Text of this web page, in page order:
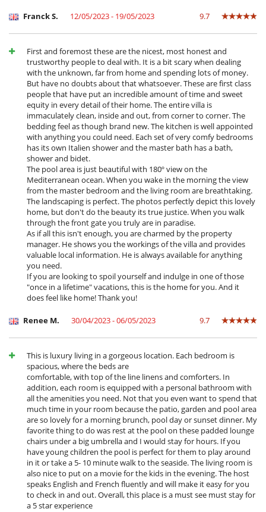
Franck S. 12/05/2023 - 19/05/2023 9.7
First and foremost these are the nicest, most honest and
trustworthy people to deal with. It is a bit scary when dealing
with the unknown, far from home and spending lots of money.
But have no doubts about that whatsoever. These are first class
people that have put an incredible amount of time and sweet
equity in every detail of their home. The entire villa is
immaculately clean, inside and out, from corner to corner. The
bedding feel as though brand new. The kitchen is well appointed
with anything you could need. Each set of very comfy bedrooms
has its own Italien shower and the master bath has a bath,
shower and bidet.
The pool area is just beautiful with 180º view on the
Mediterranean ocean. When you wake in the morning the view
from the master bedroom and the living room are breathtaking.
The landscaping is perfect. The photos perfectly depict this lovely
home, but don't do the beauty its true justice. When you walk
through the front gate you truly are in paradise.
As if all this isn't enough, you are charmed by the property
manager. He shows you the workings of the villa and provides
valuable local information. He is always available for anything
you need.
If you are looking to spoil yourself and indulge in one of those
"once in a lifetime" vacations, this is the home for you. And it
does feel like home! Thank you!
Renee M. 30/04/2023 - 06/05/2023 9.7
This is luxury living in a gorgeous location. Each bedroom is
spacious, where the beds are
comfortable, with top of the line linens and comforters. In
addition, each room is equipped with a personal bathroom with
all the amenities you need. Not that you even want to spend that
much time in your room because the patio, garden and pool area
are so lovely for a morning brunch, pool day or sunset dinner. My
favorite thing to do was rest at the pool on these padded lounge
chairs under a big umbrella and I would stay for hours. If you
have young children the pool is perfect for them to play around
in it or take a 5- 10 minute walk to the seaside. The living room is
also nice to put on a movie for the kids in the evening. The host
speaks English and French fluently and will make it easy for you
to check in and out. Overall, this place is a must see must stay for
a 5 star experience